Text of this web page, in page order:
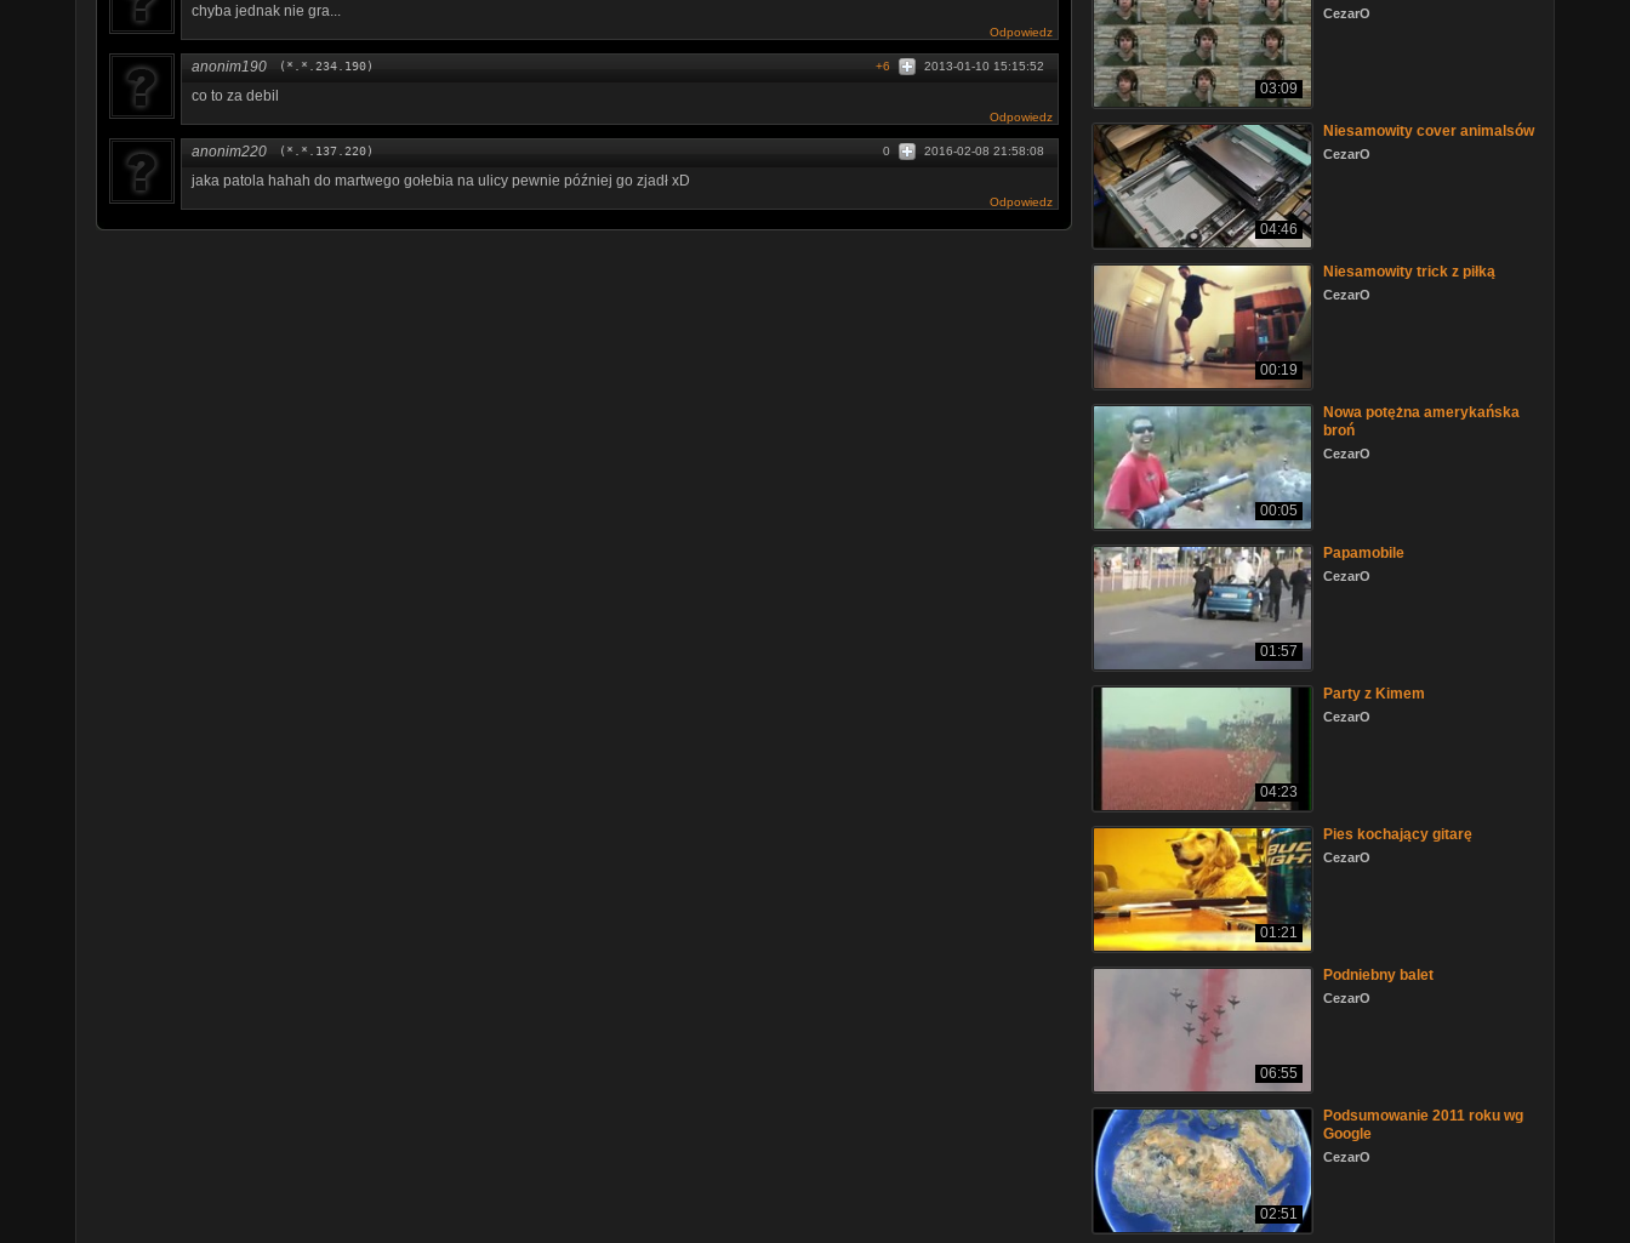
chyba jednak nie gra...
Odpowiedz
anonim190 (*.*.234.190) 2013-01-10 15:15:52
+6
co to za debil
Odpowiedz
anonim220 (*.*.137.220) 2016-02-08 21:58:08
0
jaka patola hahah do martwego gołebia na ulicy pewnie później go zjadł xD
Odpowiedz
03:09
CezarO
04:46
Niesamowity cover animalsów
CezarO
00:19
Niesamowity trick z piłką
CezarO
00:05
Nowa potężna amerykańska
broń
CezarO
01:57
Papamobile
CezarO
04:23
Party z Kimem
CezarO
01:21
Pies kochający gitarę
CezarO
06:55
Podniebny balet
CezarO
02:51
Podsumowanie 2011 roku wg
Google
CezarO